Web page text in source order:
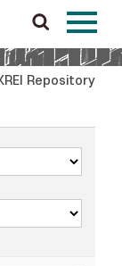
Repository